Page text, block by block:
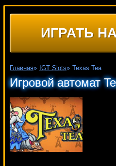
ИГРАТЬ
Главная» IGT Slots» Texas Tea
Игровой автомат